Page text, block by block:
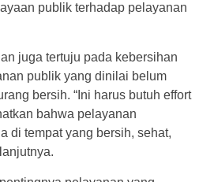
publik terhadap pelayanan
juga tertuju pada kebersihan
publik yang dinilai belum
bersih. “Ini harus butuh effort
bahwa pelayanan
di tempat yang bersih, sehat,